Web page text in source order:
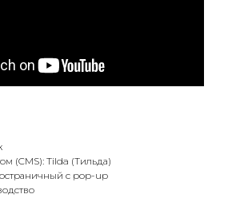
(CMS): Tilda (Тильда)
с pop-up